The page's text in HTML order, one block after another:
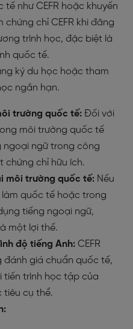
tế như CEFR hoặc khuyến
chứng chỉ CEFR khi đăng
trình học, đặc biệt là
quốc tế.
ký du học hoặc tham
ngắn hạn.
trường quốc tế: Đối với
môi trường quốc tế
ngoại ngữ trong công
chứng chỉ hữu ích.
môi trường quốc tế: Nếu
quốc tế hoặc trong
tiếng ngoại ngữ,
một lợi thế.
độ tiếng Anh: CEFR
giá chuẩn quốc tế,
tiến trình học tập của
tiêu cụ thể.